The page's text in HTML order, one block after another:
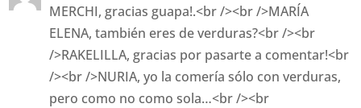
MERCHI, gracias guapa!.<br /><br />MARÍA
ELENA, también eres de verduras?<br /><br
/>RAKELILLA, gracias por pasarte a comentar!<br
/><br />NURIA, yo la comería sólo con verduras,
pero como no como sola…<br /><br